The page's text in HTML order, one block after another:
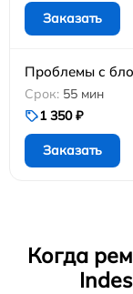
Заказать
Проблемы с
55 мин
1 350 ₽
Заказать
Когда